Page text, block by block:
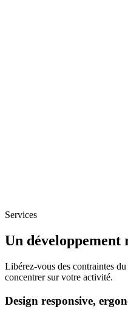
Services
Un développement
Libérez-vous des contraintes
concentrer sur votre activité.
Design responsive,